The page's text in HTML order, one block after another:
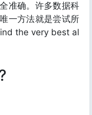
准确。许多数据科
一方法就是尝试所
the very best al